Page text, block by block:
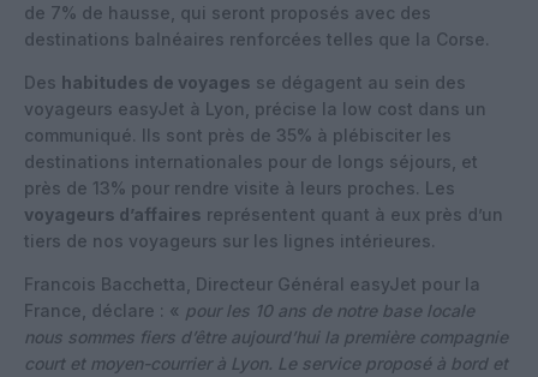
de 7% de hausse, qui seront proposés avec des
destinations balnéaires renforcées telles que la Corse.
Des habitudes de voyages se dégagent au sein des
voyageurs easyJet à Lyon, précise la low cost dans un
communiqué. Ils sont près de 35% à plébisciter les
destinations internationales pour de longs séjours, et
près de 13% pour rendre visite à leurs proches. Les
voyageurs d’affaires représentent quant à eux près d’un
tiers de nos voyageurs sur les lignes intérieures.
Francois Bacchetta, Directeur Général easyJet pour la
France, déclare : « pour les 10 ans de notre base locale
nous sommes fiers d’être aujourd’hui la première compagnie
court et moyen-courrier à Lyon. Le service proposé à bord et